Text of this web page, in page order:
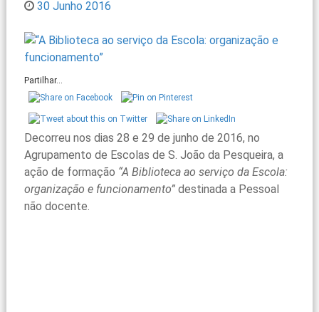
30 Junho 2016
Partilhar...
Decorreu nos dias 28 e 29 de junho de 2016, no
Agrupamento de Escolas de S. João da Pesqueira, a
ação de formação “A Biblioteca ao serviço da Escola:
organização e funcionamento” destinada a Pessoal
não docente.